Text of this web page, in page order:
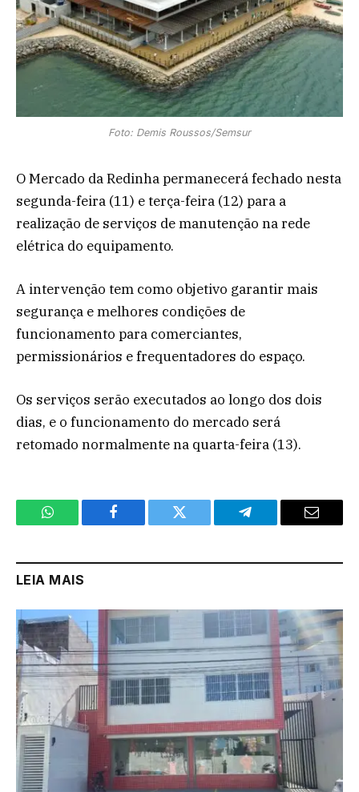
Foto: Demis Roussos/Semsur
O Mercado da Redinha permanecerá fechado nesta
segunda-feira (11) e terça-feira (12) para a
realização de serviços de manutenção na rede
elétrica do equipamento.
A intervenção tem como objetivo garantir mais
segurança e melhores condições de
funcionamento para comerciantes,
permissionários e frequentadores do espaço.
Os serviços serão executados ao longo dos dois
dias, e o funcionamento do mercado será
retomado normalmente na quarta-feira (13).
WhatsApp Facebook Twitter Telegram Email
LEIA MAIS